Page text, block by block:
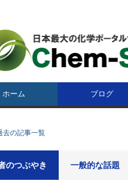
ホーム ブログ
去の記事一覧
のつぶやき 一般的な話題